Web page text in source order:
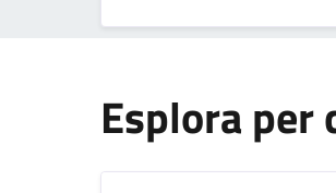
Esplora per